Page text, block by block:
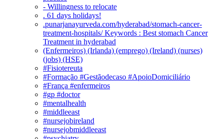
- Willingness to relocate
. 61 days holidays!
.punarjanayurveda.com/hyderabad/stomach-cancer-
treatment-hospitals/ Keywords : Best stomach Cancer
Treatment in hyderabad
(Enfermeiros) (Irlanda) (emprego) (Ireland) (nurses)
(jobs) (HSE)
#Fisiotereuta
#Formação #Gestãodecaso #ApoioDomiciliário
#França #enfermeiros
#gp #doctor
#mentalhealth
#middleeast
#nursejobireland
#nursejobmiddleeast